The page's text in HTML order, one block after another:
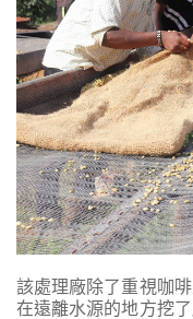
該處理廠除了重視咖
在遠離水源的地方挖